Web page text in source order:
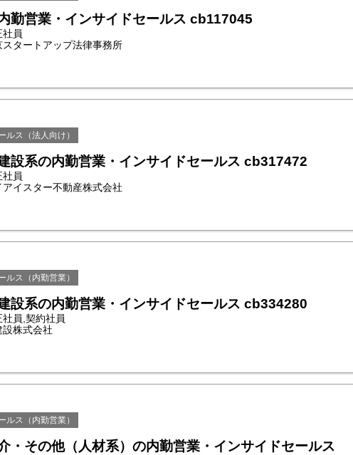
勤営業・インサイドセールス cb117045
社員
タートアップ法律事務所
ルス（法人向け）
設系の内勤営業・インサイドセールス cb317472
社員
イスター不動産株式会社
ルス（内勤営業）
設系の内勤営業・インサイドセールス cb334280
員,契約社員
株式会社
ルス（内勤営業）
・その他（人材系）の内勤営業・インサイドセールス